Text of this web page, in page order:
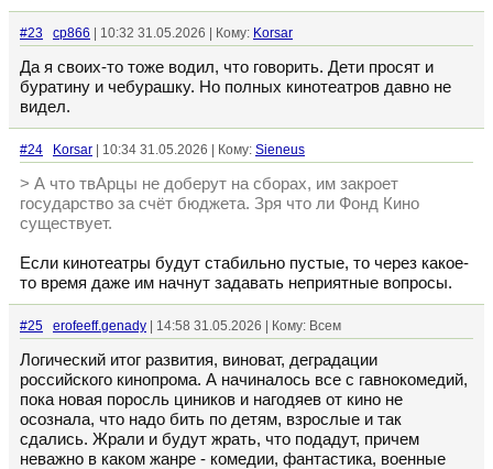
#23 cp866 | 10:32 31.05.2026 | Кому: Korsar
Да я своих-то тоже водил, что говорить. Дети просят и
буратину и чебурашку. Но полных кинотеатров давно не
видел.
#24 Korsar | 10:34 31.05.2026 | Кому: Sieneus
> А что твАрцы не доберут на сборах, им закроет
государство за счёт бюджета. Зря что ли Фонд Кино
существует.
Если кинотеатры будут стабильно пустые, то через какое-
то время даже им начнут задавать неприятные вопросы.
#25 erofeeff.genady | 14:58 31.05.2026 | Кому: Всем
Логический итог развития, виноват, деградации
российского кинопрома. А начиналось все с гавнокомедий,
пока новая поросль циников и нагодяев от кино не
осознала, что надо бить по детям, взрослые и так
сдались. Жрали и будут жрать, что подадут, причем
неважно в каком жанре - комедии, фантастика, военные